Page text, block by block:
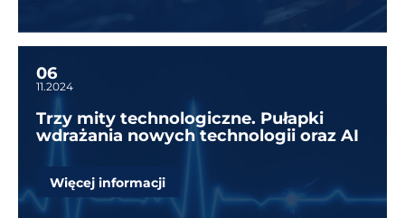
06
11.2024
Trzy mity technologiczne. Pułapki
wdrażania nowych technologii oraz AI
Więcej informacji